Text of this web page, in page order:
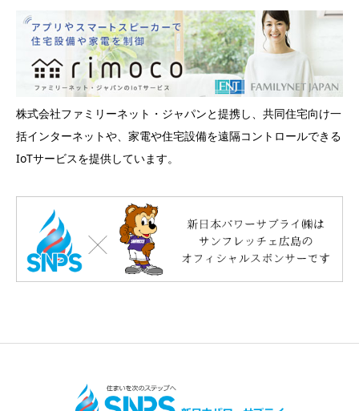
株式会社ファミリーネット・ジャパンと提携し、共同住宅向け一
括インターネットや、家電や住宅設備を遠隔コントロールできる
IoTサービスを提供しています。